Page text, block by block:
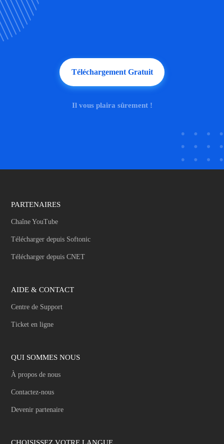
Téléchargement Gratuit
Il vous plaira sûrement !
PARTENAIRES
Chaîne YouTube
Télécharger depuis Softonic
Télécharger depuis CNET
AIDE & CONTACT
Centre de Support
Ticket en ligne
QUI SOMMES NOUS
À propos de nous
Contactez-nous
Devenir partenaire